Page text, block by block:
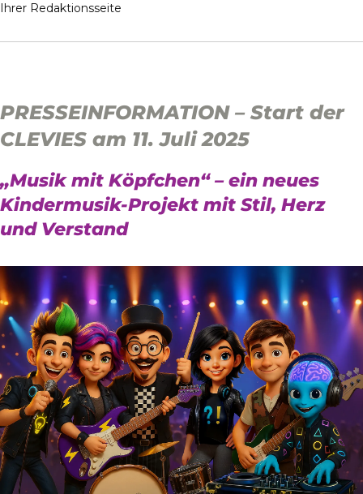
Ihrer Redaktionsseite
PRESSEINFORMATION – Start der
CLEVIES am 11. Juli 2025
„Musik mit Köpfchen“ – ein neues
Kindermusik-Projekt mit Stil, Herz
und Verstand